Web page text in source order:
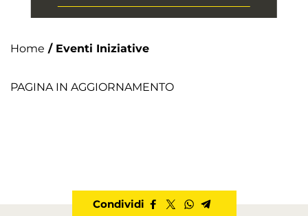
Home / Eventi Iniziative
PAGINA IN AGGIORNAMENTO
Condividi